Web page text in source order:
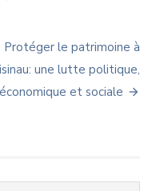
Protéger le patrimoine à
une lutte politique,
économique et sociale